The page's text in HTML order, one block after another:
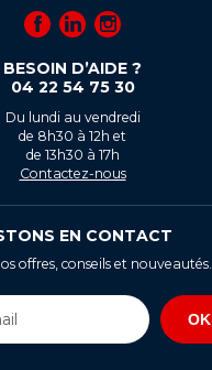
BESOIN D’AIDE ?
04 22 54 75 30
Du lundi au vendredi
de 8h30 à 12h et
de 13h30 à 17h
Contactez-nous
EN CONTACT
offres, conseils et nouveautés.